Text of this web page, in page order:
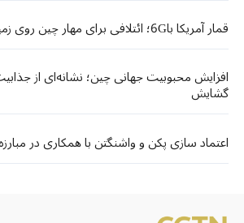
قمار آمریکا با6G؛ ائتلافی برای مهار چین روی زمینی لغزنده
افزایش محبوبیت جهانی چین؛ نشانه‌ای از
گشایش
اعتماد سازی پکن و واشنگتن با همکاری در